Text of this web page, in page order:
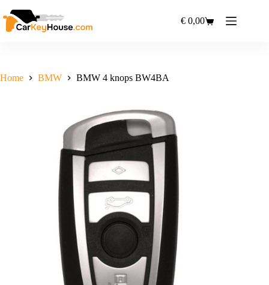
naar
de
Winkelwagen
€ 0,00
Home BMW BMW 4 knops BW4BA